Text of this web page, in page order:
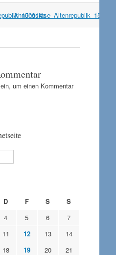
um einen Kommentar
D F S
S
4 5 6
7
11 12 13
14
18 19 20
21